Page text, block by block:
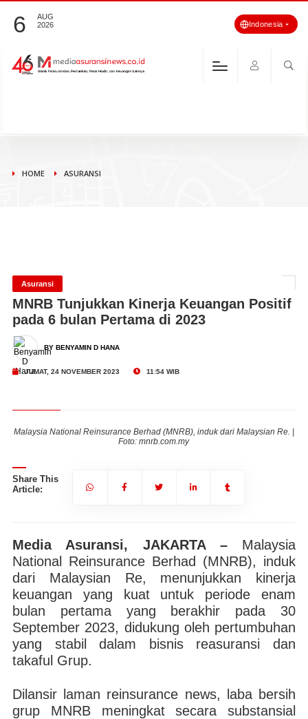
6
AUG
2026
Indonesia
HOME ASURANSI
Asuransi
MNRB Tunjukkan Kinerja Keuangan Positif
pada 6 bulan Pertama di 2023
BY BENYAMIN D HANA
JUMAT, 24 NOVEMBER 2023 11:54 WIB
Malaysia National Reinsurance Berhad (MNRB), induk dari Malaysian Re. |
Foto: mnrb.com.my
Share This
Article:
Media Asuransi, JAKARTA – Malaysia
National Reinsurance Berhad (MNRB), induk
dari Malaysian Re, menunjukkan kinerja
keuangan yang kuat untuk periode enam
bulan pertama yang berakhir pada 30
September 2023, didukung oleh pertumbuhan
yang stabil dalam bisnis reasuransi dan
takaful Grup.
Dilansir laman reinsurance news, laba bersih
grup MNRB meningkat secara substansial